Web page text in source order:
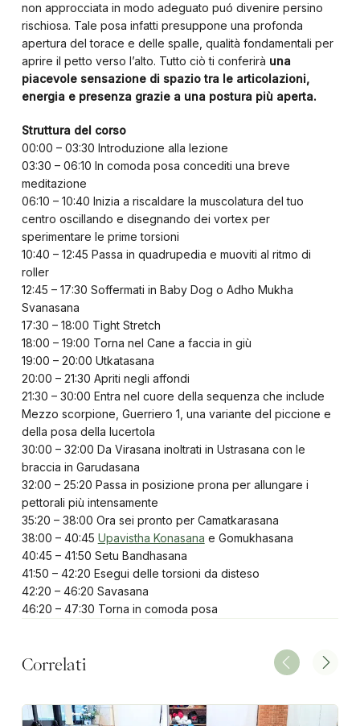
non approcciata in modo adeguato puó divenire persino
rischiosa. Tale posa infatti presuppone una profonda
apertura del torace e delle spalle, qualità fondamentali per
aprire il petto verso l’alto. Tutto ciò ti conferirà una
piacevole sensazione di spazio tra le articolazioni,
energia e presenza grazie a una postura più aperta.
Struttura del corso
00:00 – 03:30 Introduzione alla lezione
03:30 – 06:10 In comoda posa concediti una breve
meditazione
06:10 – 10:40 Inizia a riscaldare la muscolatura del tuo
centro oscillando e disegnando dei vortex per
sperimentare le prime torsioni
10:40 – 12:45 Passa in quadrupedia e muoviti al ritmo di
roller
12:45 – 17:30 Soffermati in Baby Dog o Adho Mukha
Svanasana
17:30 – 18:00 Tight Stretch
18:00 – 19:00 Torna nel Cane a faccia in giù
19:00 – 20:00 Utkatasana
20:00 – 21:30 Apriti negli affondi
21:30 – 30:00 Entra nel cuore della sequenza che include
Mezzo scorpione, Guerriero 1, una variante del piccione e
della posa della lucertola
30:00 – 32:00 Da Virasana inoltrati in Ustrasana con le
braccia in Garudasana
32:00 – 25:20 Passa in posizione prona per allungare i
pettorali più intensamente
35:20 – 38:00 Ora sei pronto per Camatkarasana
38:00 – 40:45 Upavistha Konasana e Gomukhasana
40:45 – 41:50 Setu Bandhasana
41:50 – 42:20 Esegui delle torsioni da disteso
42:20 – 46:20 Savasana
46:20 – 47:30 Torna in comoda posa
Correlati